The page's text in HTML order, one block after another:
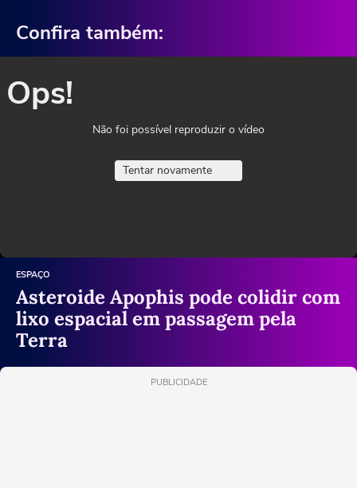
Confira também:
Ops!
Não foi possível reproduzir o vídeo
Tentar novamente
ESPAÇO
Asteroide Apophis pode colidir com
lixo espacial em passagem pela
Terra
PUBLICIDADE